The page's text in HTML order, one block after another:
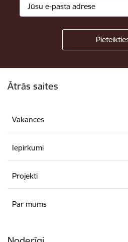
Ātrās saites
Vakances
Iepirkumi
Projekti
Par mums